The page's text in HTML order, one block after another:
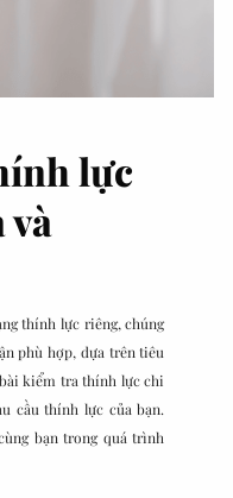
lực
và
thính lực riêng, chúng
phù hợp, dựa trên tiêu
kiểm tra thính lực chi
cầu thính lực của bạn.
bạn trong quá trình